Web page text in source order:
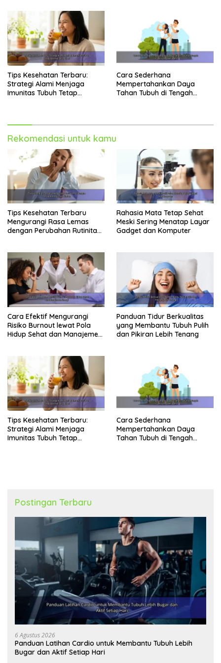
Tips Kesehatan Terbaru:
Strategi Alami Menjaga
Imunitas Tubuh Tetap
Cara Sederhana
Mempertahankan Daya
Tahan Tubuh di Tengah
Rekomendasi untuk kamu
Tips Kesehatan Terbaru
Mengurangi Rasa Lemas
dengan Perubahan Rutinitas
Rahasia Mata Tetap Sehat
Meski Sering Menatap Layar
Gadget dan Komputer
Cara Efektif Mengurangi
Risiko Burnout lewat Pola
Hidup Sehat dan Manajemen
Panduan Tidur Berkualitas
yang Membantu Tubuh Pulih
dan Pikiran Lebih Tenang
Tips Kesehatan Terbaru:
Strategi Alami Menjaga
Imunitas Tubuh Tetap
Cara Sederhana
Mempertahankan Daya
Tahan Tubuh di Tengah
Postingan Terbaru
6 Agustus 2026
Panduan Latihan Cardio untuk Membantu Tubuh Lebih
Bugar dan Aktif Setiap Hari